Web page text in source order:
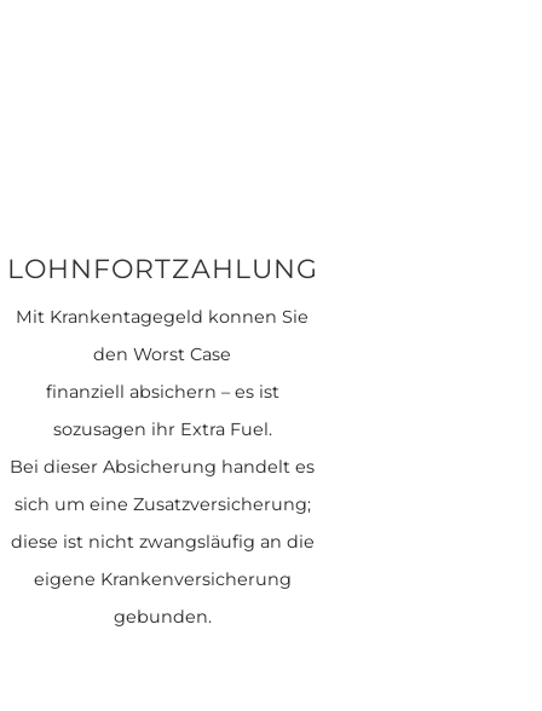
LOHNFORTZAHLUNG
Mit Krankentagegeld konnen Sie
den Worst Case
finanziell absichern – es ist
sozusagen ihr Extra Fuel.
Bei dieser Absicherung handelt es
sich um eine Zusatzversicherung;
diese ist nicht zwangsläufig an die
eigene Krankenversicherung
gebunden.